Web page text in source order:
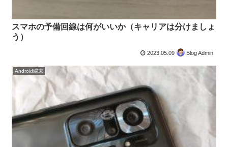
スマホの予備回線は何がいいか（キャリアは分けましょ
う）
2023.05.09 Blog Admin
Android端末